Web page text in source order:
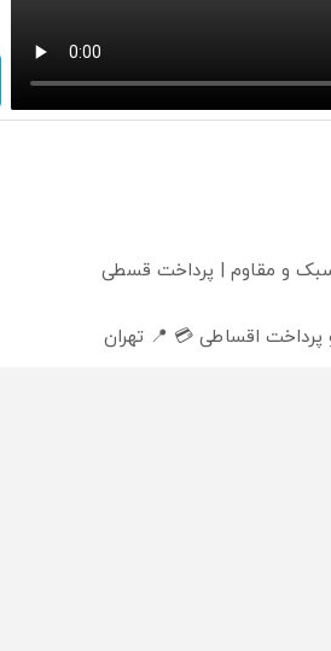
سبک و مقاوم | پرداخت قسطی
اقساطی 💳 📍 تهران